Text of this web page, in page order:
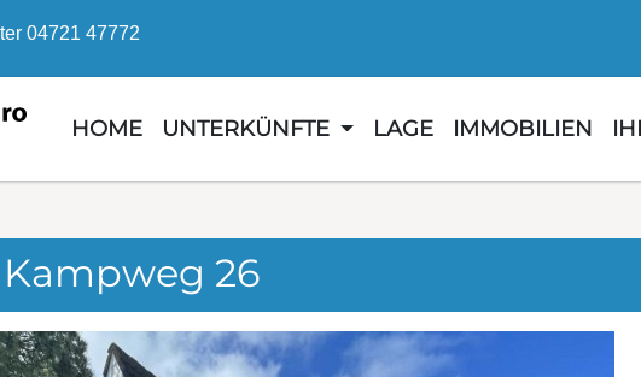
04721 47772
HOME UNTERKÜNFTE LAGE IMMOBILIEN
26